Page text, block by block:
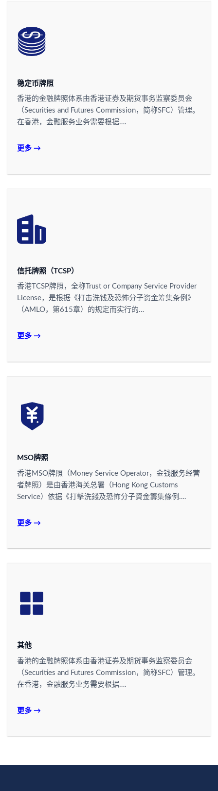
稳定币牌照
香港的金融牌照体系由香港证券及期货事务监察委员会
（Securities and Futures Commission，简称SFC）管理。
在香港，金融服务业务需要根据….
更多 →
信托牌照（TCSP）
香港TCSP牌照，全称Trust or Company Service Provider
License，是根据《打击洗钱及恐怖分子资金筹集条例》
（AMLO，第615章）的规定而实行的…
更多 →
MSO牌照
香港MSO牌照（Money Service Operator，金钱服务经营
者牌照）是由香港海关总署（Hong Kong Customs
Service）依据《打擊洗錢及恐怖分子資金籌集條例….
更多 →
其他
香港的金融牌照体系由香港证券及期货事务监察委员会
（Securities and Futures Commission，简称SFC）管理。
在香港，金融服务业务需要根据….
更多 →